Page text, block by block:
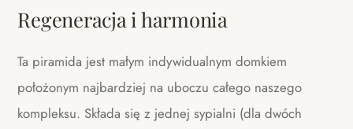
Regeneracja i harmonia
Ta piramida jest małym indywidualnym domkiem
położonym najbardziej na uboczu całego naszego
kompleksu. Składa się z jednej sypialni (dla dwóch